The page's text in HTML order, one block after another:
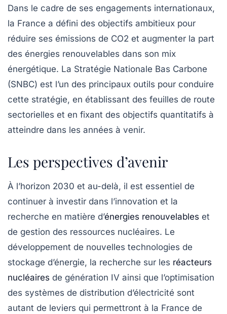
Dans le cadre de ses engagements internationaux,
la France a défini des objectifs ambitieux pour
réduire ses émissions de CO2 et augmenter la part
des énergies renouvelables dans son mix
énergétique. La Stratégie Nationale Bas Carbone
(SNBC) est l’un des principaux outils pour conduire
cette stratégie, en établissant des feuilles de route
sectorielles et en fixant des objectifs quantitatifs à
atteindre dans les années à venir.
Les perspectives d’avenir
À l’horizon 2030 et au-delà, il est essentiel de
continuer à investir dans l’innovation et la
recherche en matière d’énergies renouvelables et
de gestion des ressources nucléaires. Le
développement de nouvelles technologies de
stockage d’énergie, la recherche sur les réacteurs
nucléaires de génération IV ainsi que l’optimisation
des systèmes de distribution d’électricité sont
autant de leviers qui permettront à la France de